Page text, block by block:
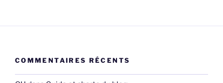
COMMENTAIRES RÉCENTS